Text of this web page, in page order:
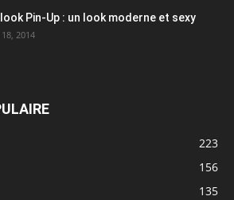
look Pin-Up : un look moderne et sexy
2014
223
156
135